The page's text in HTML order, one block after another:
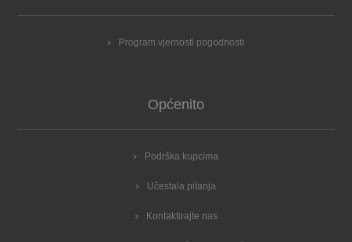
Program vjernosti pogodnosti
Općenito
Podrška kupcima
Učestala pitanja
Kontaktirajte nas